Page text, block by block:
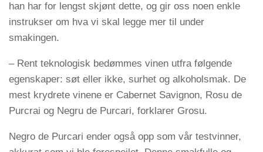
han har for lengst skjønt dette, og gir oss noen enkle
instrukser om hva vi skal legge mer til under
smakingen.
– Rent teknologisk bedømmes vinen utfra følgende
egenskaper: søt eller ikke, surhet og alkoholsmak. De
mest krydrete vinene er Cabernet Savignon, Rosu de
Purcrai og Negru de Purcari, forklarer Grosu.
Negro de Purcari ender også opp som vår testvinner,